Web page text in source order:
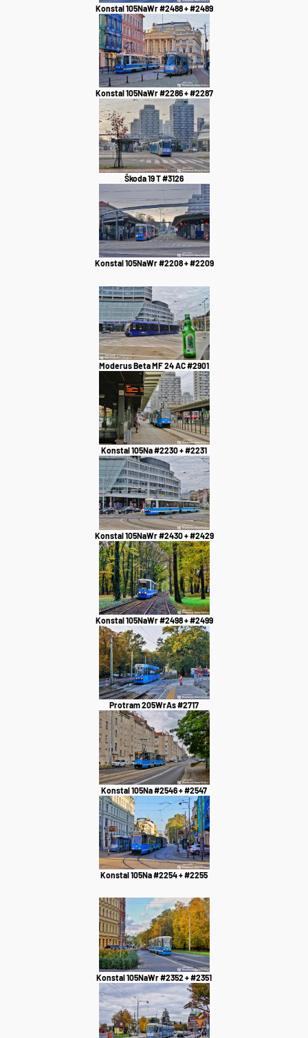
Konstal 105NaWr #2488 + #2489
Konstal 105NaWr #2286 + #2287
Škoda 19 T #3126
Konstal 105NaWr #2208 + #2209
Moderus Beta MF 24 AC #2901
Konstal 105Na #2230 + #2231
Konstal 105NaWr #2430 + #2429
Konstal 105NaWr #2498 + #2499
Protram 205WrAs #2717
Konstal 105Na #2546 + #2547
Konstal 105Na #2254 + #2255
Konstal 105NaWr #2352 + #2351